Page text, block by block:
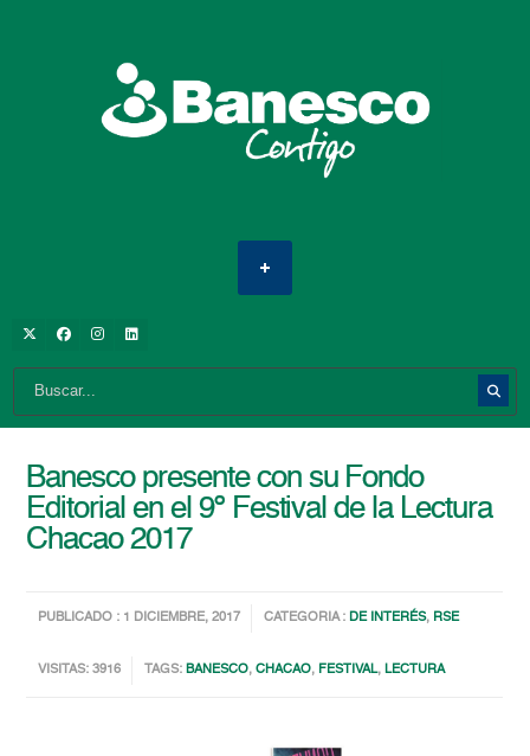
Banesco presente con su Fondo
Editorial en el 9º Festival de la Lectura
Chacao 2017
PUBLICADO : 1 DICIEMBRE, 2017 CATEGORIA :DE INTERÉS, RSE
VISITAS: 3916 TAGS:BANESCO,CHACAO, FESTIVAL,LECTURA